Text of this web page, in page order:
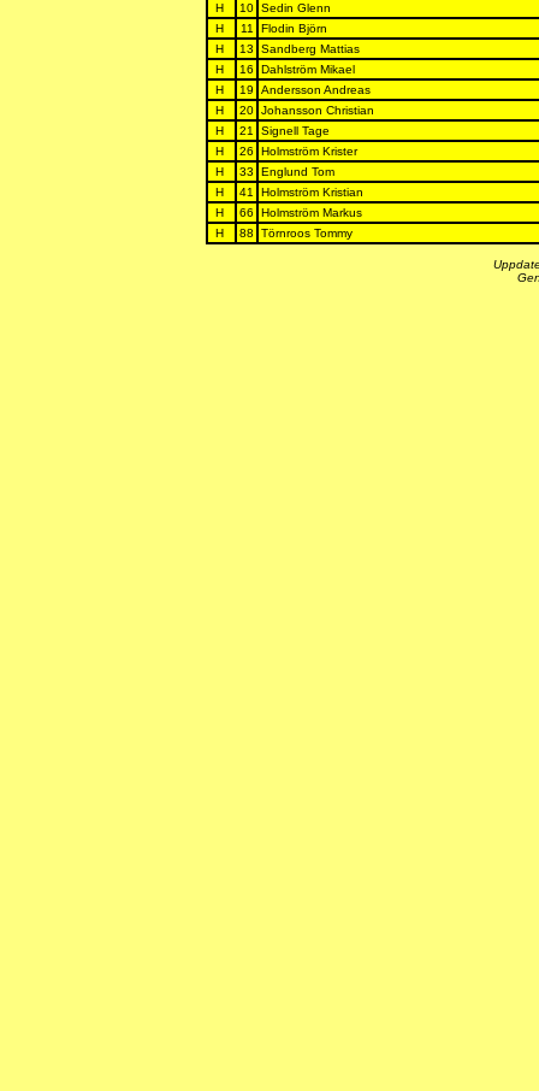
H
10 Sedin Glenn
H
11
Flodin Björn
H
13
Sandberg Mattias
H
16
Dahlström Mikael
H
19
Andersson Andreas
H
20 Johansson Christian
H
21
Signell Tage
H
26
Holmström Krister
H
33
Englund Tom
H
41
Holmström Kristian
H
66
Holmström Markus
H
88 Törnroos Tommy